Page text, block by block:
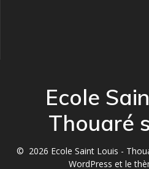
Ecole
Thouaré
© 2026 Ecole Saint Louis -
WordPress et le